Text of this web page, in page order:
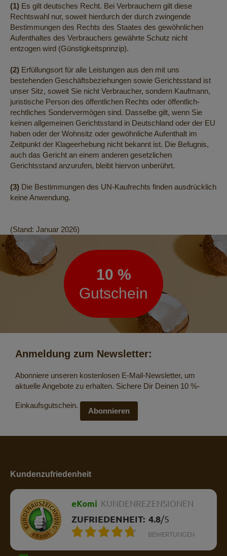
(1) Es gilt deutsches Recht. Bei Verbrauchern gilt diese
Rechtswahl nur, soweit hierdurch der durch zwingende
Bestimmungen des Rechts des Staates des gewöhnlichen
Aufenthaltes des Verbrauchers gewährte Schutz nicht
entzogen wird (Günstigkeitsprinzip).
(2) Erfüllungsort für alle Leistungen aus den mit uns
bestehenden Geschäftsbeziehungen sowie Gerichtsstand ist
unser Sitz, soweit Sie nicht Verbraucher, sondern Kaufmann,
juristische Person des öffentlichen Rechts oder öffentlich-
rechtliches Sondervermögen sind. Dasselbe gilt, wenn Sie
keinen allgemeinen Gerichtsstand in Deutschland oder der EU
haben oder der Wohnsitz oder gewöhnliche Aufenthalt im
Zeitpunkt der Klageerhebung nicht bekannt ist. Die Befugnis,
auch das Gericht an einem anderen gesetzlichen
Gerichtsstand anzurufen, bleibt hiervon unberührt.
(3) Die Bestimmungen des UN-Kaufrechts finden ausdrücklich
keine Anwendung.
(Stand: Januar 2026)
Newsletter
10 %
Gutschein
Anmeldung zum Newsletter:
Abonniere unseren kostenlosen E-Mail-Newsletter, um
aktuelle Angebote zu erhalten. Sichere Dir Deinen 10 %-
Einkaufsgutschein.
Abonnieren
Kundenzufriedenheit
eKomi KUNDENREZENSIONEN
ZUFRIEDENHEIT: 4.8/5
BEWERTUNGEN